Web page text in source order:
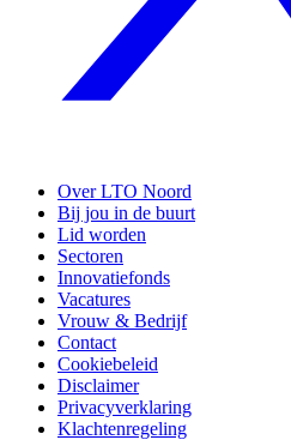
Over LTO Noord
Bij jou in de buurt
Lid worden
Sectoren
Innovatiefonds
Vacatures
Vrouw & Bedrijf
Contact
Cookiebeleid
Disclaimer
Privacyverklaring
Klachtenregeling